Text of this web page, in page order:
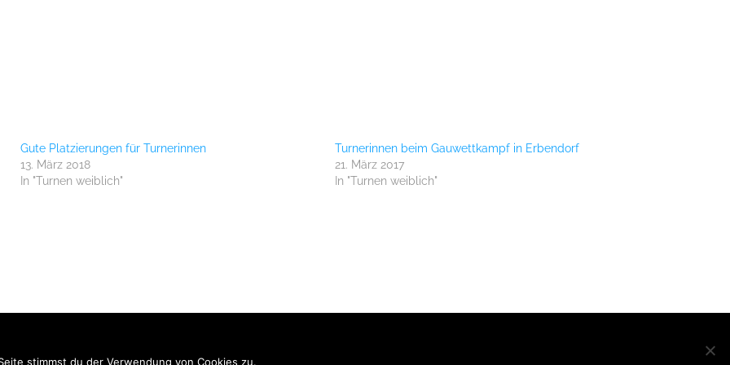
Gute Platzierungen für Turnerinnen
13. März 2018
In "Turnen weiblich"
Turnerinnen beim Gauwettkampf in Erbendorf
21. März 2017
In "Turnen weiblich"
stimmst du der Verwendung von Cookies zu.